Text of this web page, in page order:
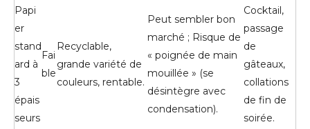
Papi
er
stand
ard à
3
épais
seurs
Fai
ble
Recyclable,
grande variété de
couleurs, rentable.
Peut sembler bon
marché ; Risque de
« poignée de main
mouillée » (se
désintègre avec
condensation).
Cocktail,
passage
de
gâteaux,
collations
de fin de
soirée.